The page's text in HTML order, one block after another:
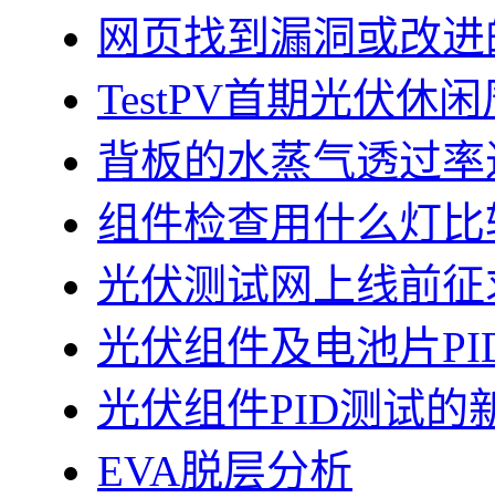
网页找到漏洞或改
TestPV首期光伏休
背板的水蒸气透过
组件检查用什么灯
光伏测试网上线前
光伏组件及电池片
光伏组件PID测试的
EVA脱层分析